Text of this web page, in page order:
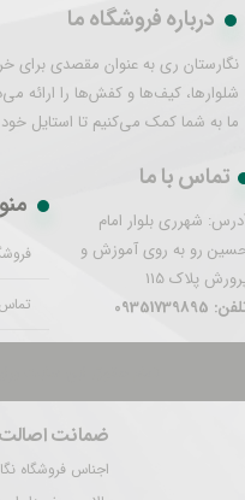
ضمانت اصالت
اجناس فروشگاه
درباره فروشگاه ما
نگارستان ری به عنوان مقصدی برای
شلوارها، کیف‌ها و کفش‌ها را ارائه
ما به شما کمک می‌کنیم تا استایل خود
تماس با ما
شهرری بلوار امام
رو به روی آموزش و
پلاک 115
09351739895